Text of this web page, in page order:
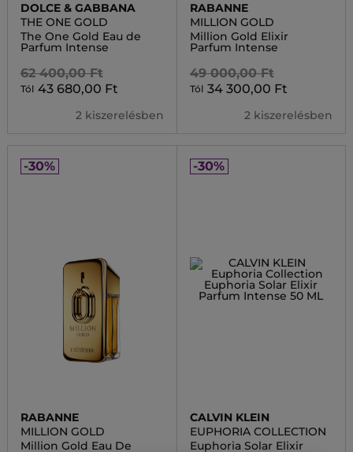
DOLCE & GABBANA
THE ONE GOLD
The One Gold Eau de
Parfum Intense
62 400,00 Ft
Tól 43 680,00 Ft
2 kiszerelésben
RABANNE
MILLION GOLD
Million Gold Elixir
Parfum Intense
49 000,00 Ft
Tól 34 300,00 Ft
2 kiszerelésben
-30%
RABANNE
MILLION GOLD
Million Gold Eau De
-30%
CALVIN KLEIN
EUPHORIA COLLECTION
Euphoria Solar Elixir